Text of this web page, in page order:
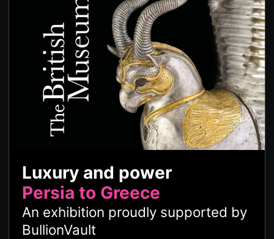
Luxury and power
Persia to Greece
An exhibition proudly supported by
BullionVault